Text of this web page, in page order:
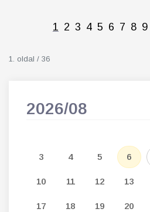
1 2 3 4 5 6 7 8 9
1. oldal / 36
2026/08
3 4 5 6
10 11 12 13
17 18 19 20